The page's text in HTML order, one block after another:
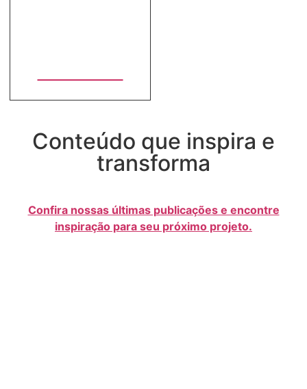
Conteúdo que inspira e
transforma
Confira nossas últimas publicações e encontre
inspiração para seu próximo projeto.